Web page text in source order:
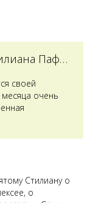
Чудо святого Преподобного Стилиана Пафлагонского
своей
очень
после
незнакомую
про
Стилиану о
о